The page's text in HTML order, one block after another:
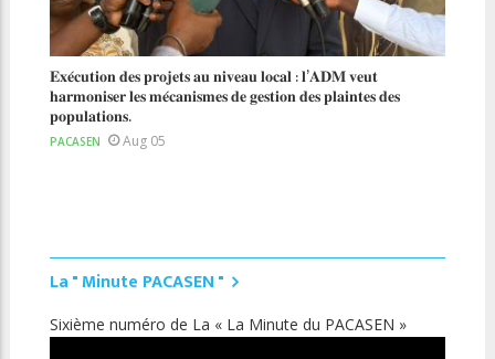
𝐄𝐱𝐞́𝐜𝐮𝐭𝐢𝐨𝐧 𝐝𝐞𝐬 𝐩𝐫𝐨𝐣𝐞𝐭𝐬 𝐚𝐮 𝐧𝐢𝐯𝐞𝐚𝐮 𝐥𝐨𝐜𝐚𝐥 : 𝐥’𝐀𝐃𝐌 𝐯𝐞𝐮𝐭
𝐡𝐚𝐫𝐦𝐨𝐧𝐢𝐬𝐞𝐫 𝐥𝐞𝐬 𝐦𝐞́𝐜𝐚𝐧𝐢𝐬𝐦𝐞𝐬 𝐝𝐞 𝐠𝐞𝐬𝐭𝐢𝐨𝐧 𝐝𝐞𝐬 𝐩𝐥𝐚𝐢𝐧𝐭𝐞𝐬 𝐝𝐞𝐬
𝐩𝐨𝐩𝐮𝐥𝐚𝐭𝐢𝐨𝐧𝐬.
PACASEN Aug 05
La " Minute PACASEN "
Sixième numéro de La « La Minute du PACASEN »